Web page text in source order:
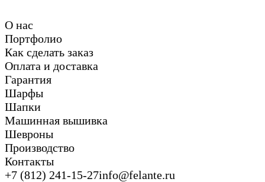
О нас
Портфолио
Как сделать заказ
Оплата и доставка
Гарантия
Шарфы
Шапки
Машинная вышивка
Шевроны
Производство
Контакты
+7 (812) 241-15-27info@felante.ru